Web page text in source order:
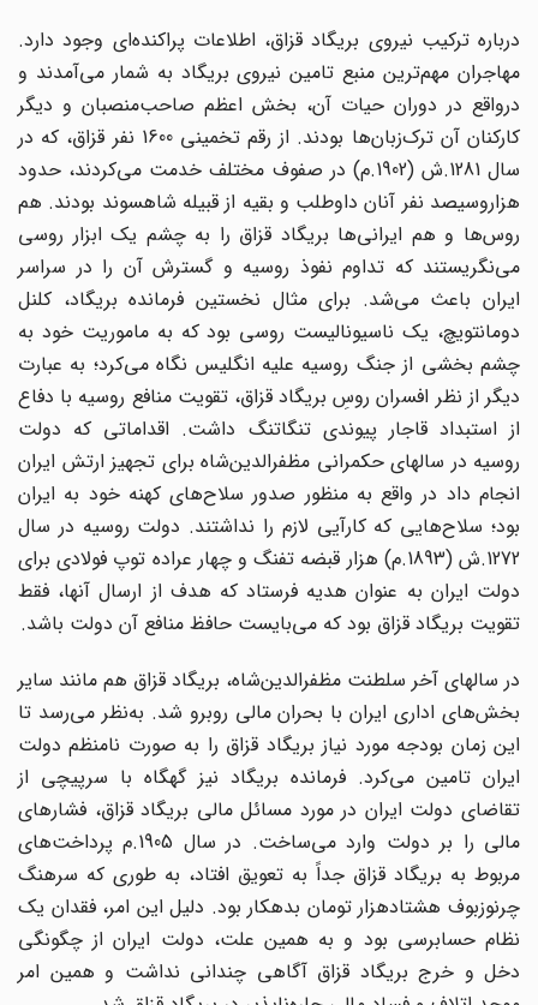
درباره ترکیب نیروی بریگاد قزاق، اطلاعات پراکنده‌ای وجود دارد.
مهاجران مهم‌ترین منبع تامین نیروی بریگاد به شمار می‌آمدند و
درواقع در دوران حیات آن، بخش اعظم صاحب‌منصبان و دیگر
کارکنان آن ترک‌زبان‌ها بودند. از رقم تخمینی 1600 نفر قزاق، که در
سال 1281.ش (1902.م) در صفوف مختلف خدمت می‌کردند، حدود
هزاروسیصد نفر آنان داوطلب و بقیه از قبیله شاهسوند بودند. هم
روس‌ها و هم ایرانی‌ها بریگاد قزاق را به چشم یک ابزار روسی
می‌نگریستند که تداوم نفوذ روسیه و گسترش آن را در سراسر
ایران باعث می‌‌شد. برای مثال نخستین فرمانده بریگاد، کلنل
دومانتویچ، یک ناسیونالیست روسی بود که به ماموریت خود به
چشم بخشی از جنگ روسیه علیه انگلیس نگاه می‌کرد؛ به عبارت
دیگر از نظر افسران روسِ بریگاد قزاق، تقویت منافع روسیه با دفاع
از استبداد قاجار پیوندی تنگاتنگ داشت. اقداماتی که دولت
روسیه در سالهای حکمرانی مظفرالدین‌شاه برای تجهیز ارتش ایران
انجام داد در واقع به منظور صدور سلاح‌های کهنه خود به ایران
بود؛ سلاح‌هایی که کارآیی لازم را نداشتند. دولت روسیه در سال
1272.ش (1893.م) هزار قبضه تفنگ و چهار عراده توپ فولادی برای
دولت ایران به عنوان هدیه فرستاد که هدف از ارسال آنها، فقط
تقویت بریگاد قزاق بود که می‌بایست حافظ منافع آن دولت باشد.
در سالهای آخر سلطنت مظفرالدین‌شاه، بریگاد قزاق هم مانند سایر
بخش‌های اداری ایران با بحران مالی روبرو شد. به‌نظر می‌رسد تا
این زمان بودجه مورد نیاز بریگاد قزاق را به صورت نامنظم دولت
ایران تامین می‌کرد. فرمانده بریگاد نیز گهگاه با سرپیچی از
تقاضای دولت ایران در مورد مسائل مالی بریگاد قزاق، فشارهای
مالی را بر دولت وارد می‌ساخت. در سال 1905.م پرداخت‌های
مربوط به بریگاد قزاق جداً به تعویق افتاد، به طوری که سرهنگ
چرنوزبوف هشتادهزار تومان بدهکار بود. دلیل این امر، فقدان یک
نظام حسابرسی بود و به همین علت، دولت ایران از چگونگی
دخل و خرج بریگاد قزاق آگاهی چندانی نداشت و همین امر